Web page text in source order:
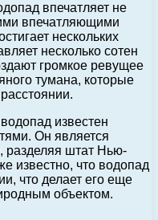
впечатляет не
впечатляющими
нескольких
несколько сотен
громкое ревущее
тумана, которые
известен
Он является
штат Нью-
известно, что водопад
что делает его еще
объектом.